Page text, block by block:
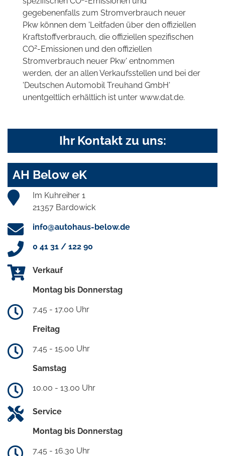
gegebenenfalls zum Stromverbrauch neuer
Pkw können dem 'Leitfaden über den offiziellen
Kraftstoffverbrauch, die offiziellen spezifischen
CO2-Emissionen und den offiziellen
Stromverbrauch neuer Pkw' entnommen
werden, der an allen Verkaufsstellen und bei der
'Deutschen Automobil Treuhand GmbH'
unentgeltlich erhältlich ist unter www.dat.de.
Ihr Kontakt zu uns:
AH Below eK
Im Kuhreiher 1
21357 Bardowick
info@autohaus-below.de
0 41 31 / 122 90
Verkauf
Montag bis Donnerstag
7.45 - 17.00 Uhr
Freitag
7.45 - 15.00 Uhr
Samstag
10.00 - 13.00 Uhr
Service
Montag bis Donnerstag
7.45 - 16.30 Uhr